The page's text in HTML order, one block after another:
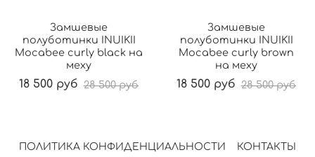
Замшевые
полуботинки INUIKII
Mocabee curly black на
меху
18 500 руб 28 500 руб
Замшевые
полуботинки INUIKII
Mocabee curly brown
на меху
18 500 руб 28 500 руб
ПОЛИТИКА КОНФИДЕНЦИАЛЬНОСТИ КОНТАКТЫ